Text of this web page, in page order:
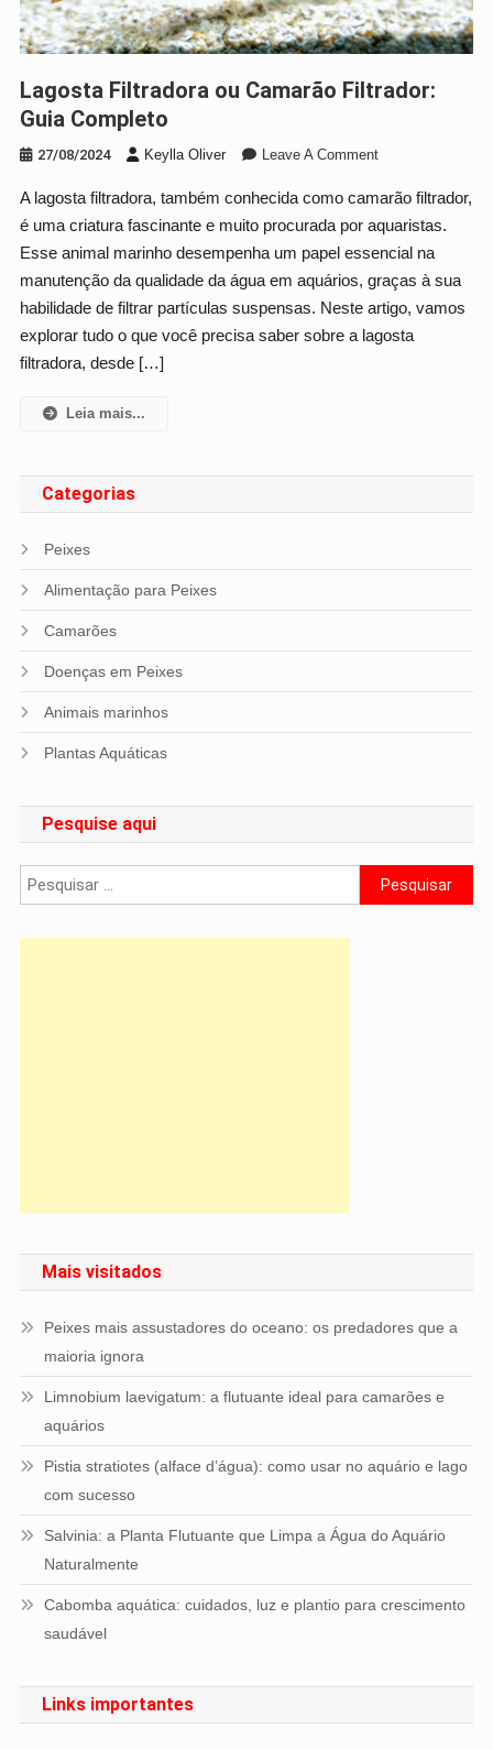
Lagosta Filtradora ou Camarão Filtrador:
Guia Completo
27/08/2024 Keylla Oliver Leave A CommentOn
Filtradora
Ou
Camarão
Filtrador:
Guia
Completo
A lagosta filtradora, também conhecida como camarão filtrador,
é uma criatura fascinante e muito procurada por aquaristas.
Esse animal marinho desempenha um papel essencial na
manutenção da qualidade da água em aquários, graças à sua
habilidade de filtrar partículas suspensas. Neste artigo, vamos
explorar tudo o que você precisa saber sobre a lagosta
filtradora, desde […]
Leia mais...
Categorias
Peixes
Alimentação para Peixes
Camarões
Doenças em Peixes
Animais marinhos
Plantas Aquáticas
Pesquise aqui
Pesquisar
por:
Mais visitados
Peixes mais assustadores do oceano: os predadores que a
maioria ignora
Limnobium laevigatum: a flutuante ideal para camarões e
aquários
Pistia stratiotes (alface d’água): como usar no aquário e lago
com sucesso
Salvinia: a Planta Flutuante que Limpa a Água do Aquário
Naturalmente
Cabomba aquática: cuidados, luz e plantio para crescimento
saudável
Links importantes